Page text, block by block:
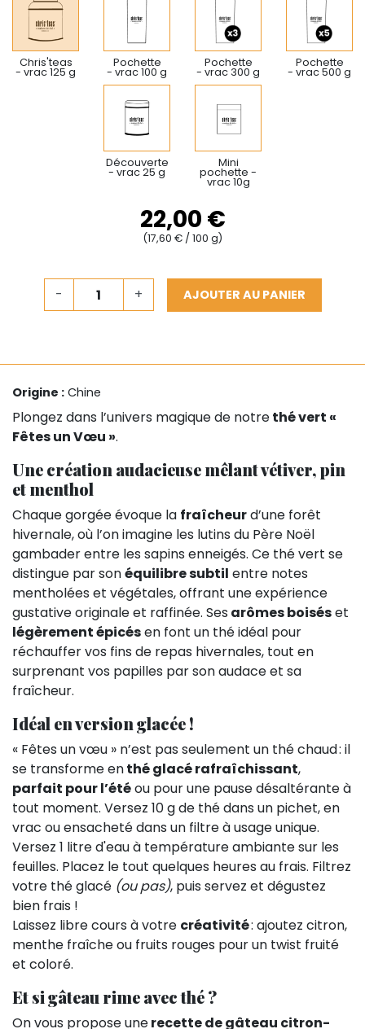
Chris'teas
- vrac 125 g
Pochette
- vrac 100 g
Pochette
- vrac 300 g
Pochette
- vrac 500 g
Découverte
- vrac 25 g
Mini
pochette -
vrac 10g
22,00 €
(17,60 € / 100 g)
- + AJOUTER AU PANIER
Origine : Chine
Plongez dans l’univers magique de notrethé vert «
Fêtes un Vœu ».
Une création audacieuse mêlant vétiver, pin
et menthol
Chaque gorgée évoque la fraîcheurd’une forêt
hivernale, où l’on imagine les lutins du Père Noël
gambader entre les sapins enneigés. Ce thé vert se
distingue par sonéquilibre subtil entre notes
mentholées et végétales, offrant une expérience
gustative originale et raffinée. Ses arômes boiséset
légèrement épicésen font un thé idéal pour
réchauffer vos fins de repas hivernales, tout en
surprenant vos papilles par son audace et sa
fraîcheur.
Idéal en version glacée !
« Fêtes un vœu » n’est pas seulement un thé chaud : il
se transforme enthé glacé rafraîchissant,
parfait pour l’étéou pour une pause désaltérante à
tout moment. Versez 10 g de thé dans un pichet, en
vrac ou ensacheté dans un filtre à usage unique.
Versez 1 litre d'eau à température ambiante sur les
feuilles. Placez le tout quelques heures au frais. Filtrez
votre thé glacé (ou pas), puis servez et dégustez
bien frais !
Laissez libre cours à votre créativité: ajoutez citron,
menthe fraîche ou fruits rouges pour un twist fruité
et coloré.
Et si gâteau rime avec thé ?
On vous propose unerecette de gâteau citron-